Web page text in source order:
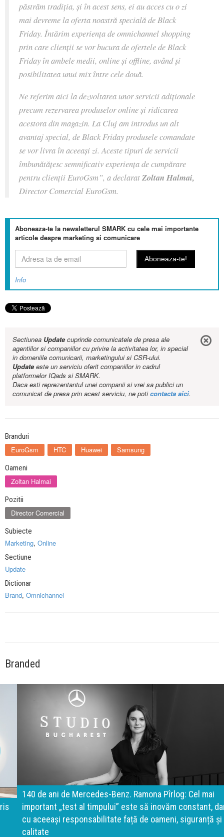
păstrăm tradiția, și în acest sens, ei au acces cu o zi
mai devreme la oferta noastră specială de Black
Friday. Întărim experiența de omnichannel shopping
prin care clienții se vor bucura de ofertele de Black
Friday în ambele medii, online și offline, având și
posibilitatea unui mix între cele două.
Ne referim aici la dezvoltarea unor servicii adiționale
precum rezervarea produselor online și ridicarea
acestora din magazin. La Cluj am introdus un alt
avantaj special, de Black Friday produsele comandate
se vor livra în aceeași zi. Aceste tipuri de servicii
îmbunătățesc semnificativ experiența de cumpărare
pentru clienții EuroGsm”, a declaratZoltan Halmai,
Director Comercial EuroGsm.
Aboneaza-te la newsletterul SMARK cu cele mai importante
articole despre marketing si comunicare
Info
Sectiunea Updatecuprinde comunicatele de presa ale
agentiilor si companiilor cu privire la activitatea lor, in special
in domeniile comunicarii, marketingului si CSR-ului.
Updateeste un serviciu oferit companiilor in cadrul
platformelor IQads si SMARK.
Daca esti reprezentantul unei companii si vrei sa publici un
comunicat de presa prin acest serviciu, ne poticontacta aici.
Branduri
EuroGsm HTC Huawei Samsung
Oameni
Zoltan Halmai
Pozitii
Director Comercial
Subiecte
Marketing, Online
Sectiune
Update
Dictionar
Brand, Omnichannel
Branded
140 de ani de Mercedes-Benz. Ramona Pîrlog: Cel mai
important „test al timpului” este să inovăm constant, dar
cu aceeași responsabilitate față de oameni, siguranță și
calitate